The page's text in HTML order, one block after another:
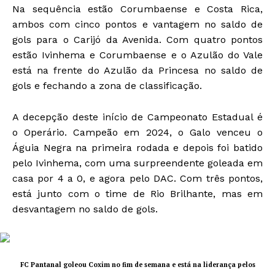
Na sequência estão Corumbaense e Costa Rica,
ambos com cinco pontos e vantagem no saldo de
gols para o Carijó da Avenida. Com quatro pontos
estão Ivinhema e Corumbaense e o Azulão do Vale
está na frente do Azulão da Princesa no saldo de
gols e fechando a zona de classificação.
A decepção deste início de Campeonato Estadual é
o Operário. Campeão em 2024, o Galo venceu o
Águia Negra na primeira rodada e depois foi batido
pelo Ivinhema, com uma surpreendente goleada em
casa por 4 a 0, e agora pelo DAC. Com três pontos,
está junto com o time de Rio Brilhante, mas em
desvantagem no saldo de gols.
FC Pantanal goleou Coxim no fim de semana e está na liderança pelos